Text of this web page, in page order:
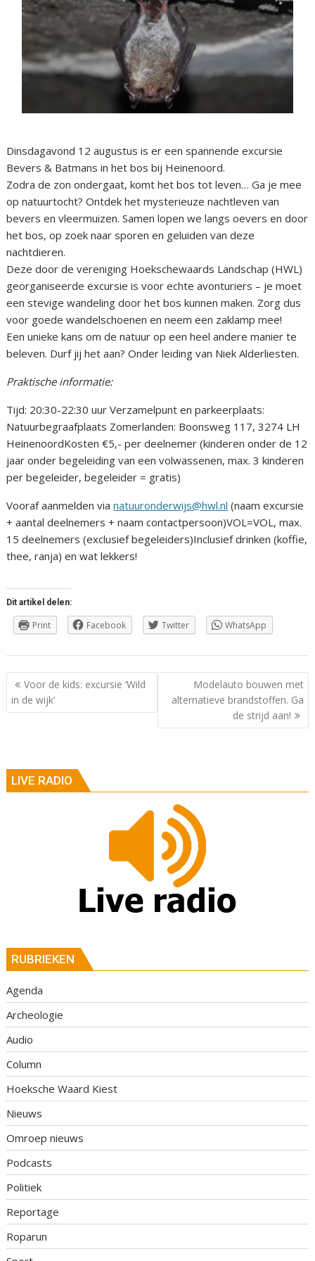
Dinsdagavond 12 augustus is er een spannende excursie
Bevers & Batmans in het bos bij Heinenoord.
Zodra de zon ondergaat, komt het bos tot leven… Ga je mee
op natuurtocht? Ontdek het mysterieuze nachtleven van
bevers en vleermuizen. Samen lopen we langs oevers en door
het bos, op zoek naar sporen en geluiden van deze
nachtdieren.
Deze door de vereniging Hoekschewaards Landschap (HWL)
georganiseerde excursie is voor echte avonturiers – je moet
een stevige wandeling door het bos kunnen maken. Zorg dus
voor goede wandelschoenen en neem een zaklamp mee!
Een unieke kans om de natuur op een heel andere manier te
beleven. Durf jij het aan? Onder leiding van Niek Alderliesten.
Praktische informatie:
Tijd: 20:30-22:30 uur Verzamelpunt en parkeerplaats:
Natuurbegraafplaats Zomerlanden: Boonsweg 117, 3274 LH
HeinenoordKosten €5,- per deelnemer (kinderen onder de 12
jaar onder begeleiding van een volwassenen, max. 3 kinderen
per begeleider, begeleider = gratis)
Vooraf aanmelden vianatuuronderwijs@hwl.nl (naam excursie
+ aantal deelnemers + naam contactpersoon)VOL=VOL, max.
15 deelnemers (exclusief begeleiders)Inclusief drinken (koffie,
thee, ranja) en wat lekkers!
Dit artikel delen:
Print Facebook Twitter WhatsApp
Berichtnavigatie
Voor de kids: excursie ‘Wild
in de wijk’
Modelauto bouwen met
alternatieve brandstoffen. Ga
de strijd aan!
LIVE RADIO
RUBRIEKEN
Agenda
Archeologie
Audio
Column
Hoeksche Waard Kiest
Nieuws
Omroep nieuws
Podcasts
Politiek
Reportage
Roparun